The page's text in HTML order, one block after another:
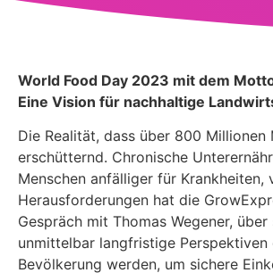
World Food Day 2023 mit dem
Eine Vision für nachhaltige
Die Realität, dass über 800
erschütternd. Chronische
Menschen anfälliger für
Herausforderungen hat die
Gespräch mit Thomas Wegener,
unmittelbar langfristige
Bevölkerung werden, um sichere